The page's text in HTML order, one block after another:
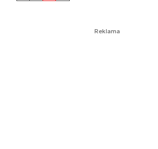
Reklama